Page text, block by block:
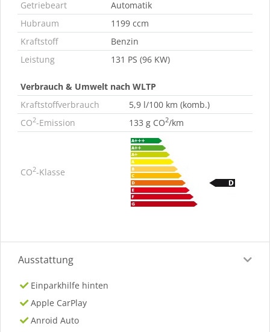
Getriebeart
Automatik
Hubraum
1199 ccm
Kraftstoff
Benzin
Leistung
131 PS (96 KW)
Verbrauch & Umwelt nach WLTP
Kraftstoffverbrauch
5,9 l/100 km (komb.)
CO2-Emission 133 g CO2/km
CO2-Klasse
Ausstattung
Einparkhilfe hinten
Apple CarPlay
Anroid Auto